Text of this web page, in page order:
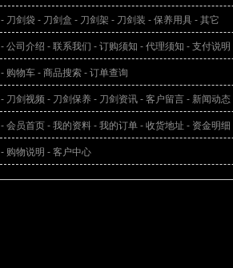
- 刀剑袋 - 刀剑盒 - 刀剑架 - 刀剑装 - 保养用具 - 其它
- 公司介绍 - 联系我们 - 订购须知 - 代理须知 - 支付说明
- 购物车 - 商品搜索 - 订单查询
- 刀剑视频 - 刀剑保养 - 刀剑资讯 - 客户留言 - 新闻动态
- 会员首页 - 我的资料 - 我的订单 - 收货地址 - 资金明细
- 购物说明 - 客户中心